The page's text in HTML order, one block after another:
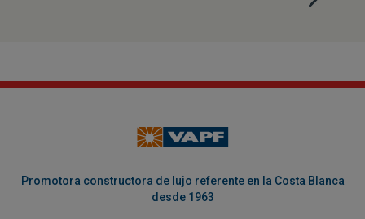
Promotora constructora de lujo referente en la Costa Blanca
desde 1963